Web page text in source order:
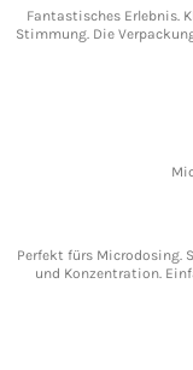
Fantastisches Erlebnis.
Stimmung. Die
Perfekt fürs Microdosing.
und Konzentration.